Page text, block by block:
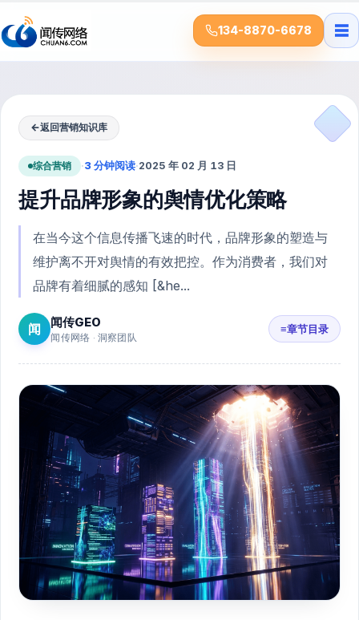
134-8870-6678 ☰
←返回营销知识库
综合营销 ·3 分钟阅读·2025 年 02 月 13 日
提升品牌形象的舆情优化策略
在当今这个信息传播飞速的时代，品牌形象的塑造与
维护离不开对舆情的有效把控。作为消费者，我们对
品牌有着细腻的感知 [&he...
闻 闻传GEO
闻传网络 · 洞察团队
≡章节目录